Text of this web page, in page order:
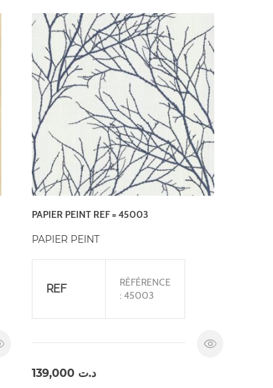
PAPIER PEINT REF = 45003
PAPIER PEINT
REF
RÉFÉRENCE
: 45003
د.ت 139,000